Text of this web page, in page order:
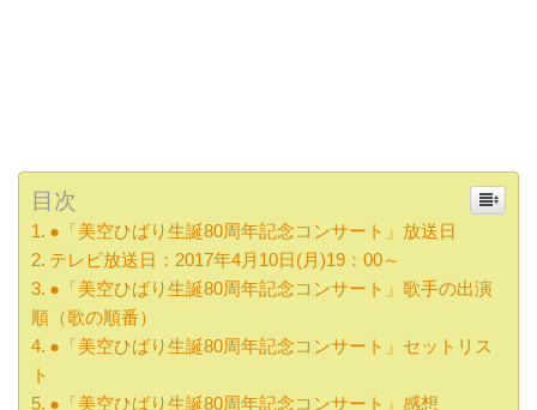
目次
●「美空ひばり生誕80周年記念コンサート」放送日
テレビ放送日：2017年4月10日(月)19：00～
●「美空ひばり生誕80周年記念コンサート」歌手の出演
順（歌の順番）
●「美空ひばり生誕80周年記念コンサート」セットリス
ト
●「美空ひばり生誕80周年記念コンサート」感想